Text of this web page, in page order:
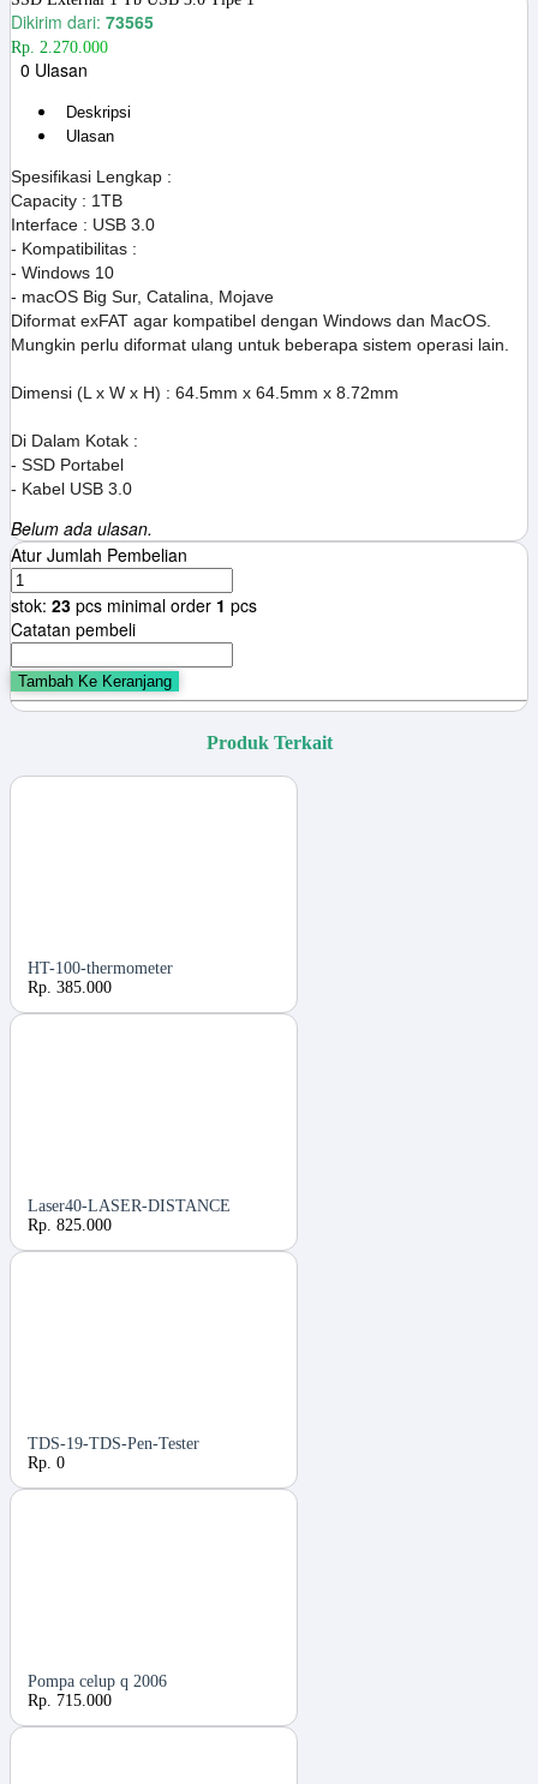
Dikirim dari: 73565
Rp. 2.270.000
0 Ulasan
Deskripsi
Ulasan
Spesifikasi Lengkap :
Capacity : 1TB
Interface : USB 3.0
- Kompatibilitas :
- Windows 10
- macOS Big Sur, Catalina, Mojave
Diformat exFAT agar kompatibel dengan Windows dan MacOS.
Mungkin perlu diformat ulang untuk beberapa sistem operasi lain.
Dimensi (L x W x H) : 64.5mm x 64.5mm x 8.72mm
Di Dalam Kotak :
- SSD Portabel
- Kabel USB 3.0
Belum ada ulasan.
Atur Jumlah Pembelian
stok: 23 pcs minimal order 1 pcs
Catatan pembeli
Tambah Ke Keranjang
Produk Terkait
HT-100-thermometer
Rp. 385.000
Laser40-LASER-DISTANCE
Rp. 825.000
TDS-19-TDS-Pen-Tester
Rp. 0
Pompa celup q 2006
Rp. 715.000